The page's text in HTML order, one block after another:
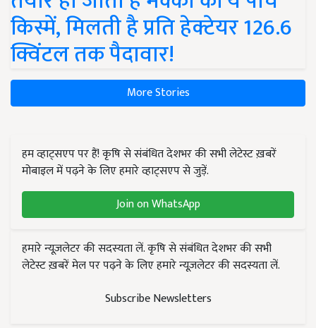
किस्में, मिलती है प्रति हेक्टेयर 126.6
क्विंटल तक पैदावार!
More Stories
हम व्हाट्सएप पर हैं! कृषि से संबंधित देशभर की सभी लेटेस्ट ख़बरें
मोबाइल में पढ़ने के लिए हमारे व्हाट्सएप से जुड़ें.
Join on WhatsApp
हमारे न्यूज़लेटर की सदस्यता लें. कृषि से संबंधित देशभर की सभी
लेटेस्ट ख़बरें मेल पर पढ़ने के लिए हमारे न्यूज़लेटर की सदस्यता लें.
Subscribe Newsletters